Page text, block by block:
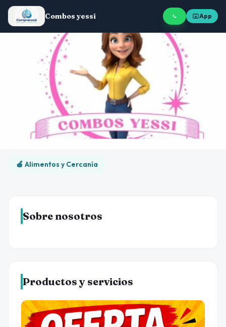
Combos yessi App
🍎 Alimentos y Cercanía
Sobre nosotros
Productos y servicios